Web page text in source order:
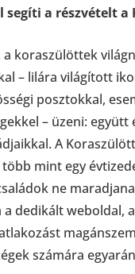
a részvételt a
a koraszülöttek
– lilára világított
posztokkal,
– üzeni: együtt
A
több mint egy
ne
a dedikált weboldal,
számára